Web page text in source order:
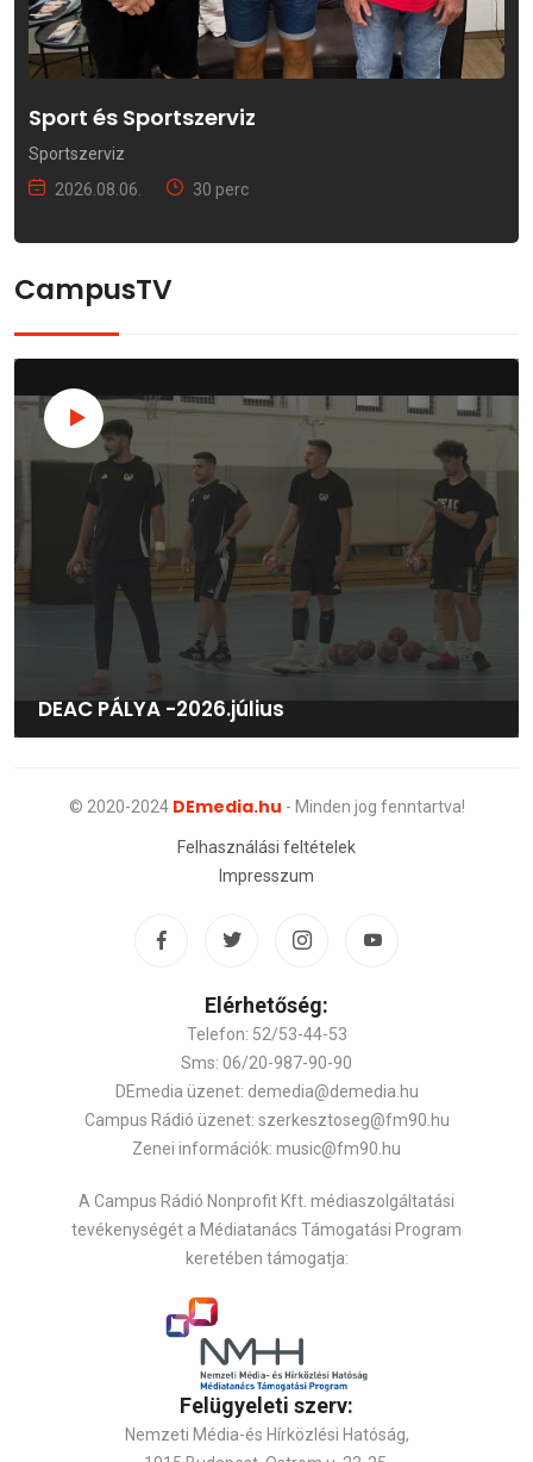
Sport és Sportszerviz
Sportszerviz
2026.08.06.
30 perc
CampusTV
DEAC PÁLYA -2026.július
© 2020-2024 DEmedia.hu - Minden jog fenntartva!
Felhasználási feltételek
Impresszum
Elérhetőség:
Telefon: 52/53-44-53
Sms: 06/20-987-90-90
DEmedia üzenet: demedia@demedia.hu
Campus Rádió üzenet: szerkesztoseg@fm90.hu
Zenei információk: music@fm90.hu
A Campus Rádió Nonprofit Kft. médiaszolgáltatási
tevékenységét a Médiatanács Támogatási Program
keretében támogatja:
Felügyeleti szerv:
Nemzeti Média-és Hírközlési Hatóság,